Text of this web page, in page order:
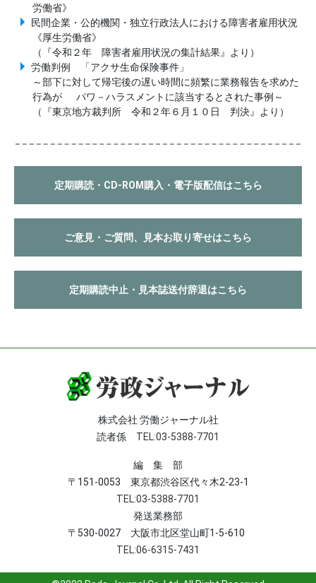
労働省》
民間企業・公的機関・独立行政法人における障害者雇用状況
《厚生労働省》
（『令和２年 障害者雇用状況の集計結果』より）
労働判例 「アクサ生命保険事件」
～部下に対して帰宅後の遅い時間に頻繁に業務報告を求めた
行為が パワ－ハラスメントに該当するとされた事例～
（『東京地方裁判所 令和２年６月１０日 判決』より）
定期購読・CD-ROM購入・電子版配信はこちら
ご意見・ご質問、見本お取り寄せはこちら
定期購読中止・見本誌送付辞退はこちら
株式会社 労働ジャーナル社
読者係 TEL:03-5388-7701
編 集 部
〒151-0053 東京都渋谷区代々木2-23-1
TEL:03-5388-7701
発送業務部
〒530-0027 大阪市北区堂山町1-5-610
TEL:06-6315-7431